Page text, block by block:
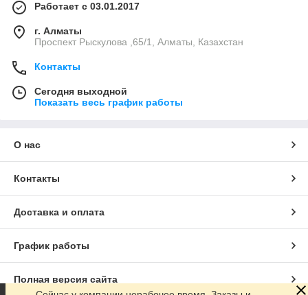
Работает с 03.01.2017
г. Алматы
Проспект Рыскулова ,65/1, Алматы, Казахстан
Контакты
Сегодня выходной
Показать весь график работы
О нас
Контакты
Доставка и оплата
График работы
Полная версия сайта